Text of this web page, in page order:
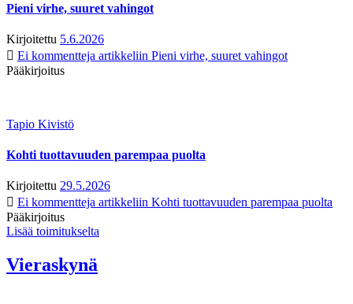
Pieni virhe, suuret vahingot
Kirjoitettu 5.6.2026
Ei kommentteja artikkeliin Pieni virhe, suuret vahingot
Pääkirjoitus
Tapio Kivistö
Kohti tuottavuuden parempaa puolta
Kirjoitettu 29.5.2026
Ei kommentteja artikkeliin Kohti tuottavuuden parempaa puolta
Pääkirjoitus
Lisää toimitukselta
Vieraskynä